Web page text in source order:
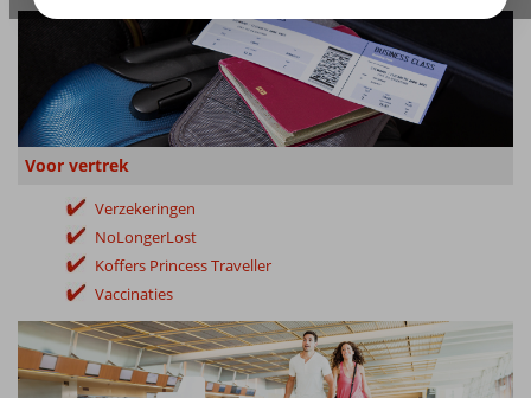
Voor vertrek
Verzekeringen
NoLongerLost
Koffers Princess Traveller
Vaccinaties